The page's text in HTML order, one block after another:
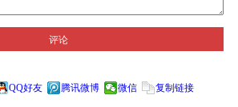
评论
QQ好友 腾讯微博 微信
复制链接